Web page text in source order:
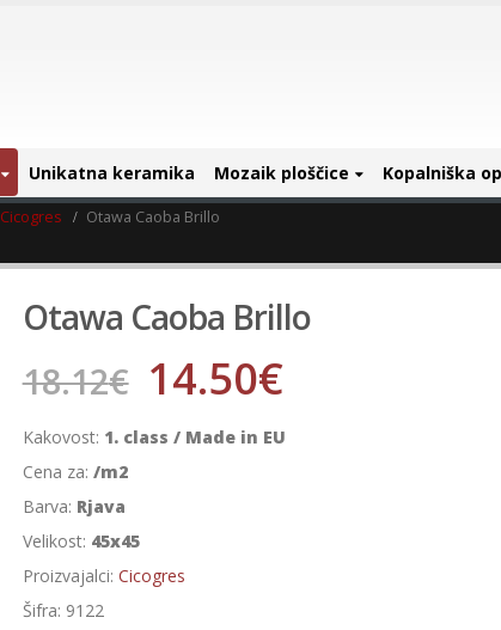
Unikatna keramika Mozaik ploščice Kopalniška
Cicogres Otawa Caoba Brillo
Otawa Caoba Brillo
18.12€ 14.50€
Kakovost: 1. class / Made in EU
Cena za: /m2
Barva: Rjava
Velikost: 45x45
Proizvajalci: Cicogres
Šifra: 9122